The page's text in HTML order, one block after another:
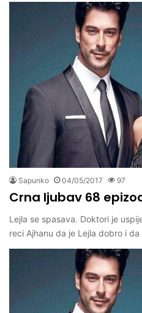
Sapunko 04/05/2017 97
Crna ljubav 68
Lejla se spasava. Doktori je
reci Ajhanu da je Lejla dobro i